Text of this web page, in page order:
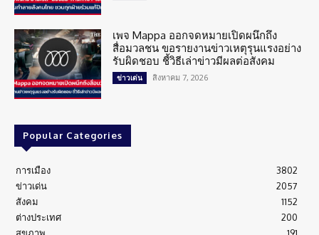
เพจ Mappa ออกจดหมายเปิดผนึกถึง
สื่อมวลชน ขอรายงานข่าวเหตุรุนแรงอย่าง
รับผิดชอบ ชี้วิธีเล่าข่าวมีผลต่อสังคม
ข่าวเด่น สิงหาคม 7, 2026
Popular Categories
การเมือง
3802
ข่าวเด่น
2057
สังคม
1152
ต่างประเทศ
200